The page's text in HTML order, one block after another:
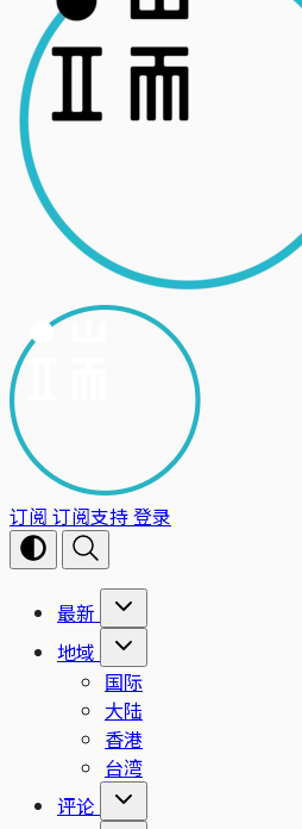
订阅 订阅支持登录
最新
地域
国际
大陆
香港
台湾
评论